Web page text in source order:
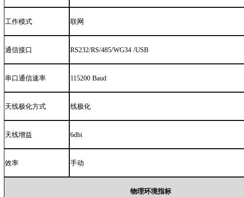
工作模式 联网
通信接口 RS232/RS/485/WG34 /USB
串口通信速率 115200 Baud
天线极化方式 线极化
天线增益 6dbi
效率 手动
物理环境指标